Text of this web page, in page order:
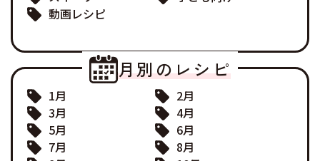
動画レシピ
月別のレシピ
1月
2月
3月
4月
5月
6月
7月
8月